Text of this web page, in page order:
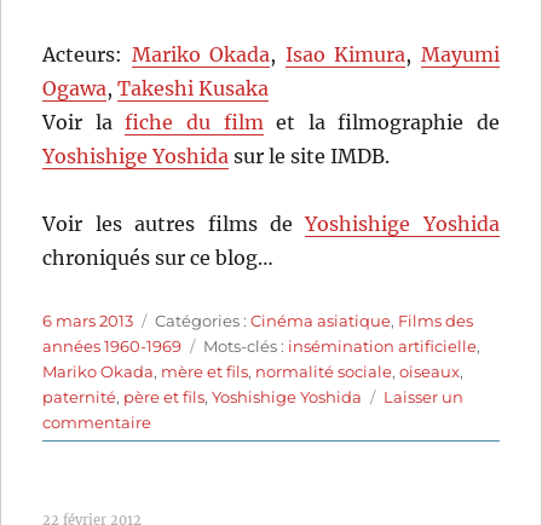
Acteurs: Mariko Okada, Isao Kimura, Mayumi
Ogawa,Takeshi Kusaka
Voir lafiche du filmet la filmographie de
Yoshishige Yoshida sur le site IMDB.
Voir les autres films deYoshishige Yoshida
chroniqués sur ce blog…
Publié
le
6 mars 2013 Catégories
Catégories :Cinéma asiatique, Films des
années 1960-1969
Étiquettes
Mots-clés : insémination artificielle,
Mariko Okada, mère et fils, normalité sociale,oiseaux,
paternité, père et fils,Yoshishige Yoshida
Laisser un
commentairesur
Flamme
22 février 2012